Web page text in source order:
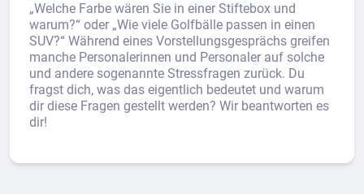
„Welche Farbe wären Sie in einer Stiftebox und
warum?“ oder „Wie viele Golfbälle passen in einen
SUV?“ Während eines Vorstellungsgesprächs greifen
manche Personalerinnen und Personaler auf solche
und andere sogenannte Stressfragen zurück. Du
fragst dich, was das eigentlich bedeutet und warum
dir diese Fragen gestellt werden? Wir beantworten es
dir!